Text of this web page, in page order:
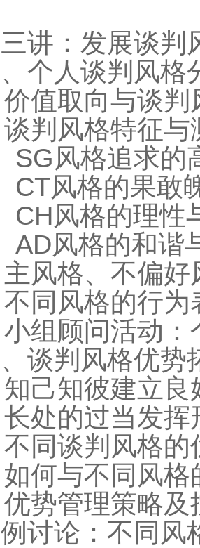
讲：发展谈判
个人谈判风格
值取向与谈判
判风格特征与
SG风格追求的
CT风格的果敢
CH风格的理性
AD风格的和谐
风格、不偏
同风格的行
组顾问活动
谈判风格优势
己知彼建立良
处的过当发挥
同谈判风格的
何与不同风格
势管理策略
讨论：不同风